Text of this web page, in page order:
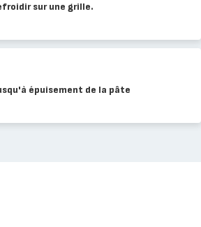
sur une grille.
épuisement de la pâte